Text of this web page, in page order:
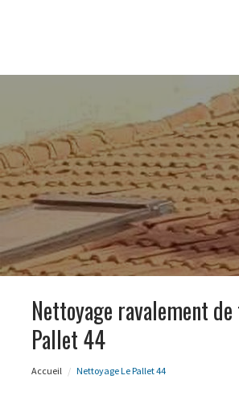
Nettoyage ravalement de
Pallet 44
Accueil Nettoyage Le Pallet 44